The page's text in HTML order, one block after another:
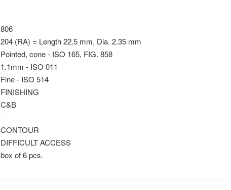
806
204 (RA) = Length 22.5 mm, Dia. 2.35 mm
Pointed, cone - ISO 165, FIG. 858
1.1mm - ISO 011
Fine - ISO 514
FINISHING
C&B
-
CONTOUR
DIFFICULT ACCESS
box of 6 pcs.